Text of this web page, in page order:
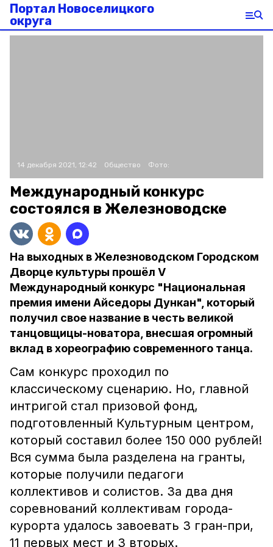
Портал Новоселицкого
округа
14 декабря 2021, 12:42 Общество Фото:
Международный конкурс
состоялся в Железноводске
На выходных в Железноводском Городском
Дворце культуры прошёл V
Международный конкурс "Национальная
премия имени Айседоры Дункан", который
получил свое название в честь великой
танцовщицы-новатора, внесшая огромный
вклад в хореографию современного танца.
Сам конкурс проходил по
классическому сценарию. Но, главной
интригой стал призовой фонд,
подготовленный Культурным центром,
который составил более 150 000 рублей!
Вся сумма была разделена на гранты,
которые получили педагоги
коллективов и солистов. За два дня
соревнований коллективам города-
курорта удалось завоевать 3 гран-при,
11 первых мест и 3 вторых.